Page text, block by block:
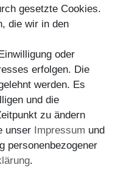
gesetzte Cookies.
die wir in den
oder
erfolgen. Die
werden. Es
und die
zu ändern
unser Impressum und
personenbezogener
.